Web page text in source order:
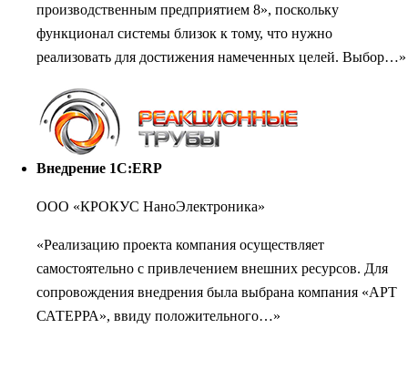
производственным предприятием 8», поскольку
функционал системы близок к тому, что нужно
реализовать для достижения намеченных целей. Выбор…»
Внедрение 1С:ERP
ООО «КРОКУС НаноЭлектроника»
«Реализацию проекта компания осуществляет
самостоятельно с привлечением внешних ресурсов. Для
сопровождения внедрения была выбрана компания «АРТ
САТЕРРА», ввиду положительного…»